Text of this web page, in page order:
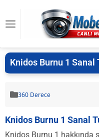
Knidos Burnu 1 Sanal
360 Derece
Knidos Burnu 1 Sanal
Knidos Burnu 1